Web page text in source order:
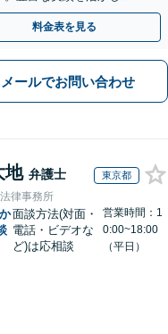
料金表を見る
メールでお問い合わせ
地 弁護士 東京都
律事務所
か面談方法(対面・
電話・ビデオな
ど)は応相談
営業時間：1
0:00~18:00
（平日）